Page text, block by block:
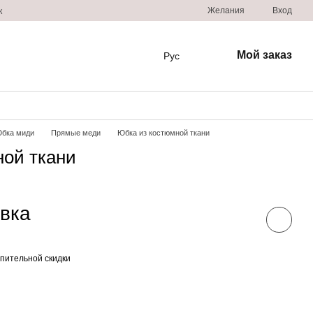
Желания Вход
Рус Мой заказ
миди Прямые меди Юбка из костюмной ткани
ткани
скидки